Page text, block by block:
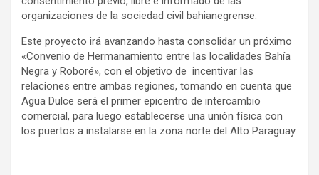
organizaciones de la sociedad civil bahianegrense.
Este proyecto irá avanzando hasta consolidar un próximo
«Convenio de Hermanamiento entre las localidades Bahía
Negra y Roboré», con el objetivo de incentivar las
relaciones entre ambas regiones, tomando en cuenta que
Agua Dulce será el primer epicentro de intercambio
comercial, para luego establecerse una unión física con
los puertos a instalarse en la zona norte del Alto Paraguay.